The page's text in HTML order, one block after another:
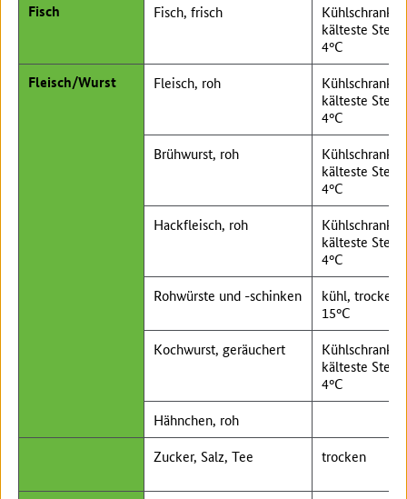
Fisch Fisch, frisch
Kühlschrank,
kälteste
4°C
Fleisch/Wurst Fleisch, roh
Kühlschrank,
kälteste
4°C
Brühwurst, roh
Kühlschrank,
kälteste
4°C
Hackfleisch, roh
Kühlschrank,
kälteste
4°C
Rohwürste und -schinken
kühl, trocken,
15°C
Kochwurst, geräuchert
Kühlschrank,
kälteste
4°C
Hähnchen, roh
Zucker, Salz, Tee
trocken